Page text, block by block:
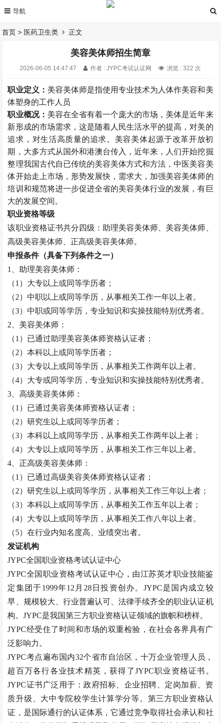
首页 > 医药卫生类 正文
美容美体师招生简章
2026-06-05 14:47:47 作者 : JYPC考试认证网 浏览 : 322 次
职业定义： 美容美体师是指使用专业技术为人体作美容和美
体塑身的工作人员
职业概况： 美容在全省有着一个庞大的市场，美体是近年来
新形成的市场需求，这是随着人民生活水平的提高，对美的
追求，对生活高质量的追求。美容美体起源于改革开放初
期，大多方式从国外和港澳台传入，近年来，人们开始挖掘
整理我国古代自已传统的美容美体方式和方法，中医美容美
体开始走上市场，形势发展快，需求大，加强美容美体师的
培训和规范将进一步促进全省的美容美体行业的发展，有巨
大的发展空间。
职业资格等级
该职业资格证书共分四级：助理美容美体师 美容美体师
高级美容美体师 、正高级美容美体师。
申报条件（具备下列条件之一）
1、助理美容美体师 ：
（1）大专以上或同等学历者；
（2）中职以上或同等学历，从事相关工作一年以上者。
（3）中职或同等学历，专业知识和实操技能特别优秀者。
2、 美容美体师 ：
（1）已通过助理美容美体师资格认证者；
（2）本科以上或同等学历者；
（3）大专以上或同等学历，从事相关工作两年以上者。
（4）大专或同等学历，专业知识和实操技能特别优秀者。
3、高级美容美体师 ：
（1）已通过美容美体师资格认证者；
（2）研究生以上或同等学历者；
（3）本科以上或同等学历，从事相关工作两年以上者；
（4）大专以上或同等学历，从事相关工作三年以上者。
4、正高级美容美体师 ：
（1）已通过高级美容美体师资格认证者；
（2）研究生以上或同等学历，从事相关工作三年以上者；
（3）本科以上或同等学历，从事相关工作五年以上者；
（4）大专以上或同等学历，从事相关工作八年以上者。
（5）在行业内知名度高、业绩突出者。
发证机构
JYPC全国职业资格考试认证中心
JYPC全国职业资格考试认证中心，由江苏英才职业技能鉴
定集团于1999年12月28日投资创办。JYPC是国内成立较
早、规模较大、行业普遍认可、法律手续齐全的职业认证机
构。JYPC是我国第三方职业资格认证领域的旗帜和榜样。
JYPC经受住了时间和市场的双重检验，在社会各界具有广
泛影响力。
JYPC考点遍布国内32个省市自治区，十万企业管理人员，
超百万各行各业技术精英，获得了JYPC职业资格证书。
JYPC证书广泛用于：政府招标、企业招聘、定岗加薪、资
质升级、大中专院校学生计算学分等。第三方职业资格认
证，是国际通行的认证体系，它通过竞争取得社会承认和社